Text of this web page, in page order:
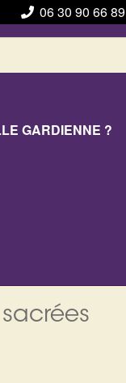
06 30 90 66 89
GARDIENNE ?